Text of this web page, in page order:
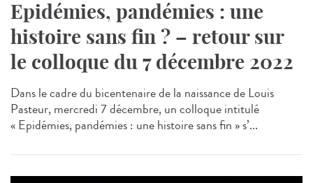
Epidémies, pandémies : une
histoire sans fin ? – retour sur
le colloque du 7 décembre 2022
Dans le cadre du bicentenaire de la naissance de Louis
Pasteur, mercredi 7 décembre, un colloque intitulé
« Epidémies, pandémies : une histoire sans fin » s’...